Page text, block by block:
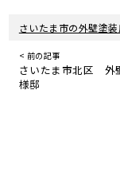
さいたま市の外壁塗装
< 前の記事
さいたま市北区 外
様邸